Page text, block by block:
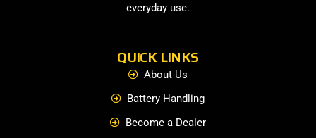
everyday use.
QUICK LINKS
About Us
Battery Handling
Become a Dealer